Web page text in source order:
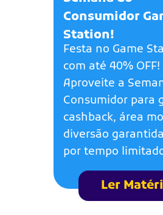
Consumidor
Station!
Festa no Game
com até 40% OFF!
Aproveite a
Consumidor para
cashback, área
diversão
por tempo
Ler